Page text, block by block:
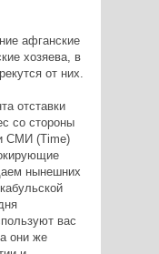
афганские
хозяева, в
от них.
отставки
со стороны
СМИ (Time)
нынешних
вас
они же